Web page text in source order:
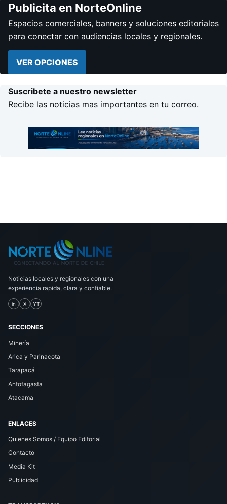
Publicita en NorteOnline
Espacios comerciales, banners y soluciones editoriales
para conectar con audiencias locales y regionales.
VER OPCIONES
Suscribete a nuestro newsletter
Recibe las noticias mas importantes en tu correo.
Noticias locales y regionales con una
experiencia rapida, clara y confiable.
in X YT
SECCIONES
Minería
Arica y Parinacota
Tarapacá
Antofagasta
Atacama
ENLACES
Quienes Somos / Equipo Editorial
Contacto
Media Kit
Publicidad